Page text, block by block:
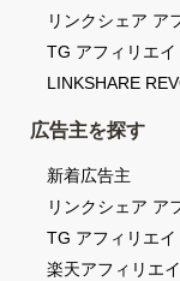
リンクシェア ア
TG アフィリエイ
LINKSHARE
広告主を探す
新着広告主
リンクシェア ア
TG アフィリエ
楽天アフィリエ